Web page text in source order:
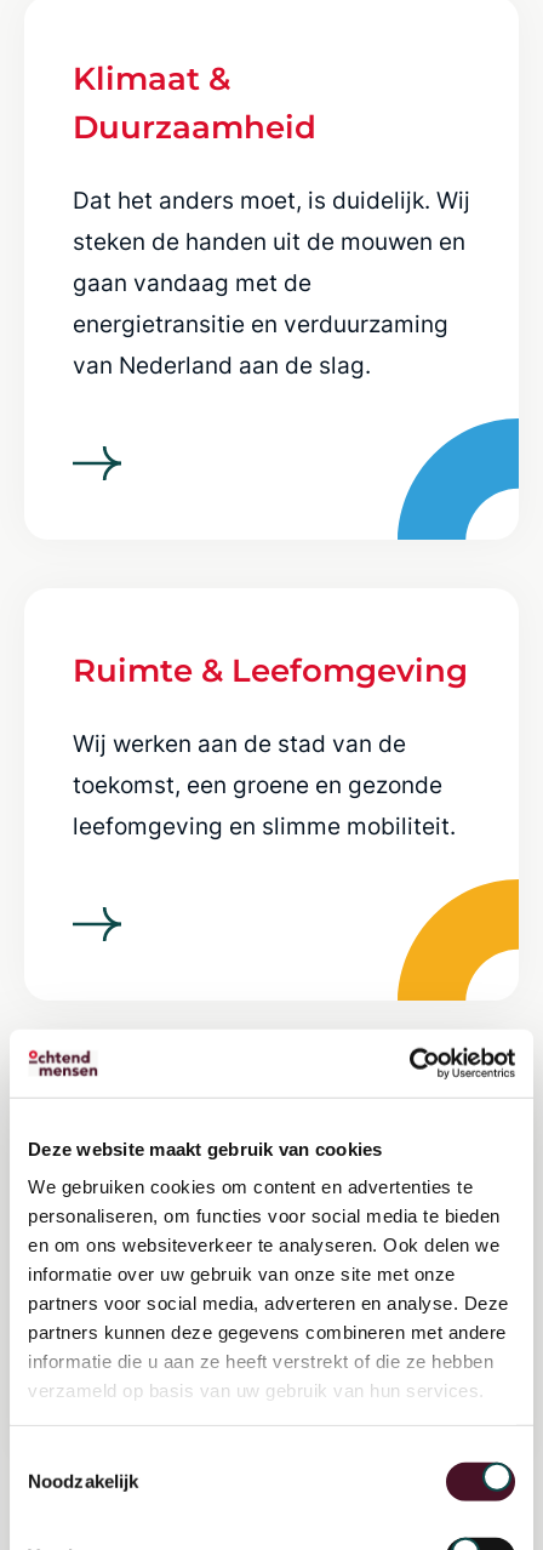
Deze website maakt gebruik van cookies
We gebruiken cookies om content en advertenties te
personaliseren, om functies voor social media te bieden
en om ons websiteverkeer te analyseren. Ook delen we
informatie over uw gebruik van onze site met onze
partners voor social media, adverteren en analyse. Deze
partners kunnen deze gegevens combineren met andere
informatie die u aan ze heeft verstrekt of die ze hebben
verzameld op basis van uw gebruik van hun services.
Noodzakelijk
Klimaat &
Duurzaamheid
Dat het anders moet, is duidelijk. Wij
steken de handen uit de mouwen en
gaan vandaag met de
energietransitie en verduurzaming
van Nederland aan de slag.
Ruimte & Leefomgeving
Wij werken aan de stad van de
toekomst, een groene en gezonde
leefomgeving en slimme mobiliteit.
Wij werken voor en met de overheid
aan maatschappelijke uitdagingen
voor een maatschappij van morgen.